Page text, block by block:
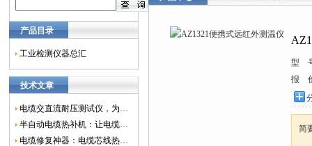
产品目录
工业检测仪器总汇
技术文章
电缆交直流耐压测试仪，为电网安全保驾护航
半自动电缆热补机：让电缆修复更简单、更高效！
电缆修复神器：电缆芯线热补机如何保障电网安全？
型
报
简